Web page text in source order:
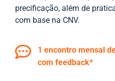
precificação, além de
com base na CNV.
1 encontro mensal
com feedback*